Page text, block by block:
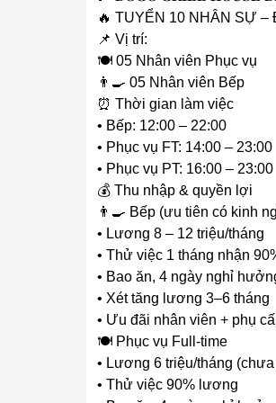
🔥 TUYỂN 10 NHÂN SỰ –
📌 Vị trí:
🍽️ 05 Nhân viên Phục vụ
👨‍🍳 05 Nhân viên Bếp
⏰ Thời gian làm việc
• Bếp: 12:00 – 22:00
• Phục vụ FT: 14:00 – 23:00
• Phục vụ PT: 16:00 – 23:00
💰 Thu nhập & quyền lợi
👨‍🍳 Bếp (ưu tiên có kinh
• Lương 8 – 12 triệu/tháng
• Thử việc 1 tháng nhận
• Bao ăn, 4 ngày nghỉ
• Xét tăng lương 3–6 tháng
• Ưu đãi nhân viên + phụ
🍽️ Phục vụ Full-time
• Lương 6 triệu/tháng
• Thử việc 90% lương